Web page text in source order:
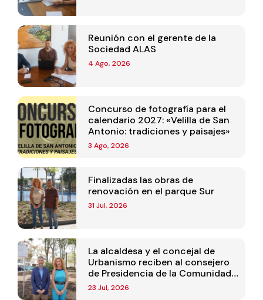
Reunión con el gerente de la
Sociedad ALAS
4 Ago, 2026
Concurso de fotografía para el
calendario 2027: «Velilla de San
Antonio: tradiciones y paisajes»
3 Ago, 2026
Finalizadas las obras de
renovación en el parque Sur
31 Jul, 2026
La alcaldesa y el concejal de
Urbanismo reciben al consejero
de Presidencia de la Comunidad
de Madrid
23 Jul, 2026